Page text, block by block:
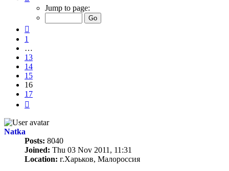
16
Jump to page:
1
…
13
14
15
16
17
Natka
Posts: 8040
Joined: Thu 03 Nov 2011, 11:31
Location: г.Харьков, Малороссия